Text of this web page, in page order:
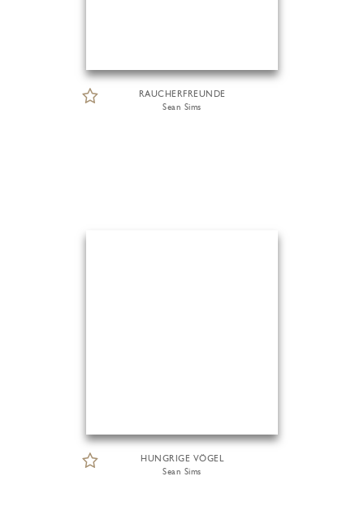
RAUCHERFREUNDE
Sean Sims
HUNGRIGE VÖGEL
Sean Sims